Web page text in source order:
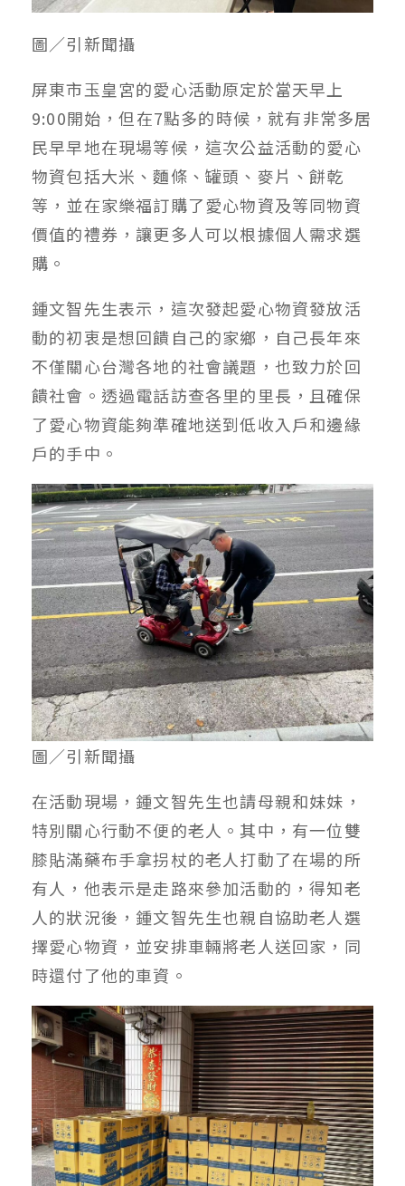
圖／引新聞攝
屏東市玉皇宮的愛心活動原定於當天早上
9:00開始，但在7點多的時候，就有非常多居
民早早地在現場等候，這次公益活動的愛心
物資包括大米、麵條、罐頭、麥片、餅乾
等，並在家樂福訂購了愛心物資及等同物資
價值的禮券，讓更多人可以根據個人需求選
購。
鍾文智先生表示，這次發起愛心物資發放活
動的初衷是想回饋自己的家鄉，自己長年來
不僅關心台灣各地的社會議題，也致力於回
饋社會。透過電話訪查各里的里長，且確保
了愛心物資能夠準確地送到低收入戶和邊緣
戶的手中。
圖／引新聞攝
在活動現場，鍾文智先生也請母親和妹妹，
特別關心行動不便的老人。其中，有一位雙
膝貼滿藥布手拿拐杖的老人打動了在場的所
有人，他表示是走路來參加活動的，得知老
人的狀況後，鍾文智先生也親自協助老人選
擇愛心物資，並安排車輛將老人送回家，同
時還付了他的車資。